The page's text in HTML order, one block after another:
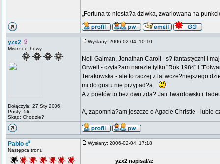
„Fortuna to niesta?a dziwka, zwariowana na
yzx2
Mistrz cechowy
Dołączyła: 27 Sty 2006
Posty: 56
Skąd: Chodzie?
Wysłany: 2006-02-04, 10:10
Neil Gaiman, Jonathan Caroll - s? fantastyczni i
Orwell - czyta?am narazie tylko "Rok 1984" i
Terakowska - ale to raczej z lat wcze?niejszego
mi do gustu nie przypad?a...
A z poetów to bez dwu zda? Jan Twardowski i
A, zapomnia?am jeszcze o Agacie Christie - lubie
Pablo
Następca tronu
Wysłany: 2006-02-04, 17:18
yzx2 napisał/a: